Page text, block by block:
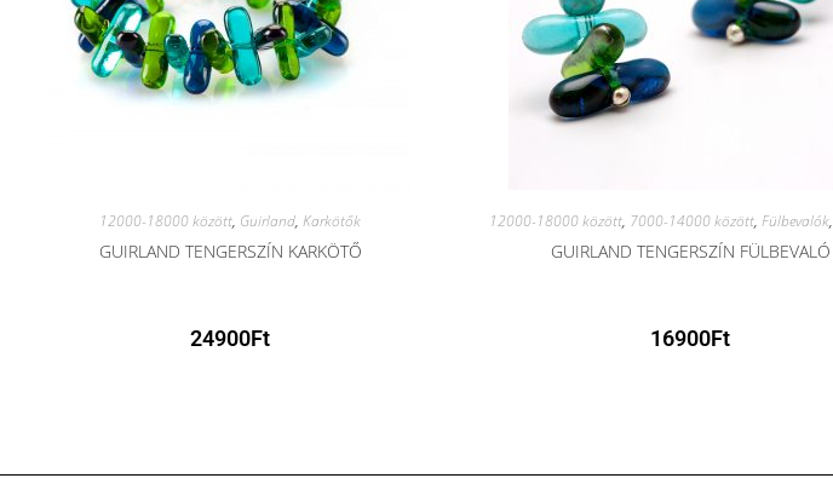
12000-18000 között, Guirland, Karkötők
GUIRLAND TENGERSZÍN KARKÖTŐ
24900Ft
12000-18000 között, 7000-14000 között, Fülbevalók,
GUIRLAND TENGERSZÍN FÜLBEVALÓ
16900Ft